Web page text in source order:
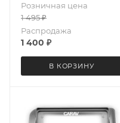
американского рынка)
Розничная цена
1 495₽
Распродажа
1 400 ₽
В КОРЗИНУ